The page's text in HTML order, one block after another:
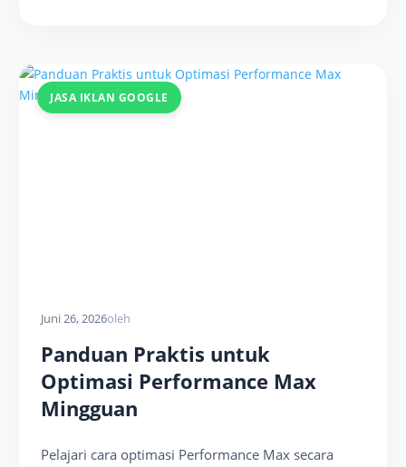
JASA IKLAN GOOGLE
Juni 26, 2026oleh
Panduan Praktis untuk
Optimasi Performance Max
Mingguan
Pelajari cara optimasi Performance Max secara